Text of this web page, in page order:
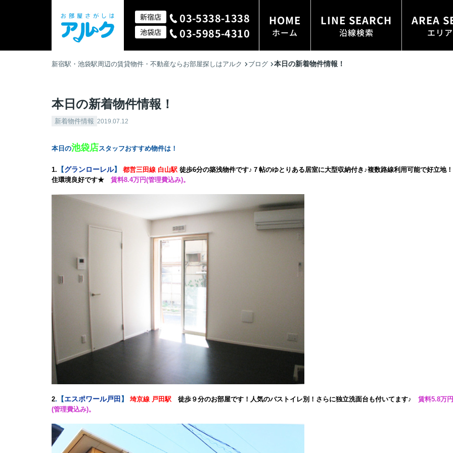
新宿店 03-5338-1338
池袋店 03-5985-4310
HOME
ホーム
LINE SEARCH
沿線検索
AREA
エリ
新宿駅・池袋駅周辺の賃貸物件・不動産ならお部屋探しはアルク ブログ 本日の新着物件情報！
本日の新着物件情報！
新着物件情報 2019.07.12
本日の池袋店スタッフおすすめ物件は！
1. 【グランローレル】 都営三田線 白山駅 徒歩6分の築浅物件です♪７帖のゆとりある居室に大型収納付き♪複数路線利用可能で好立地！
住環境良好です★ 賃料8.4万円(管理費込み)。
2. 【エスポワール戸田 】 埼京線 戸田駅 徒歩９分のお部屋です！人気のバストイレ別！さらに独立洗面台も付いてます♪ 賃料5.8万円
(管理費込み)。